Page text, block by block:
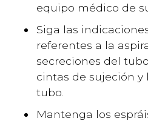
equipo médico de
Siga las
referentes a la
secreciones del
cintas de sujeción
tubo.
Mantenga los